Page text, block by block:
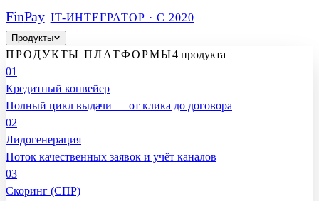
FinPay IT-ИНТЕГРАТОР · С 2020
Продукты
ПРОДУКТЫ ПЛАТФОРМЫ4 продукта
01
Кредитный конвейер
Полный цикл выдачи — от клика до договора
02
Лидогенерация
Поток качественных заявок и учёт каналов
03
Скоринг (СПР)